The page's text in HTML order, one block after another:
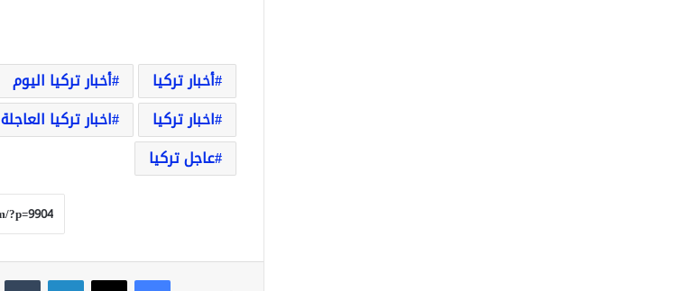
أخبار تركيا أخبار تركيا اليوم
اخبار تركيا
اخبار تركيا العاجلة
عاجل تركيا
فيسبوك‫X لينكدإن